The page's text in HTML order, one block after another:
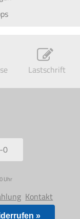
Lastschrift
0
Uhr
Kontakt
»